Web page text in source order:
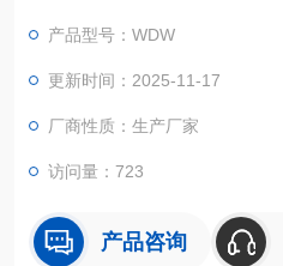
保护等功能。
产品型号：WDW
更新时间：2025-11-17
厂商性质：生产厂家
访问量：723
产品咨询